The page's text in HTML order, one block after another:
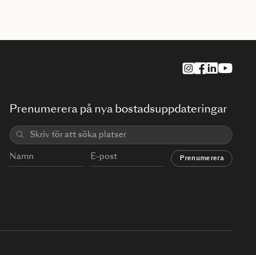
Prenumerera på nya bostadsuppdateringar
Prenumerera